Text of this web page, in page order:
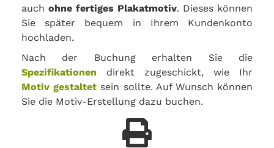
auch ohne fertiges Plakatmotiv. Dieses können
Sie später bequem in Ihrem Kundenkonto
hochladen.
Nach der Buchung erhalten Sie die
Spezifikationen direkt zugeschickt, wie Ihr
Motiv gestaltet sein sollte. Auf Wunsch können
Sie die Motiv-Erstellung dazu buchen.